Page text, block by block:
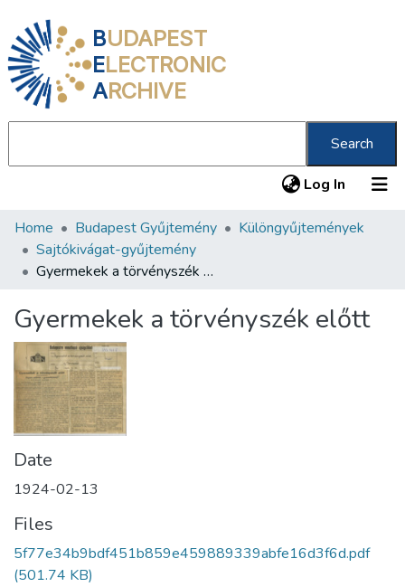
BUDAPEST
ELECTRONIC
ARCHIVE
Search
Log In (current)
Communities & Collections
All of DSpace
About us
Home Budapest Gyűjtemény
Különgyűjtemények
Sajtókivágat-gyűjtemény
Gyermekek a törvényszék előtt
Gyermekek a törvényszék előtt
Date
1924-02-13
Files
5f77e34b9bdf451b859e459889339abfe16d3f6d.pdf
(501.74 KB)